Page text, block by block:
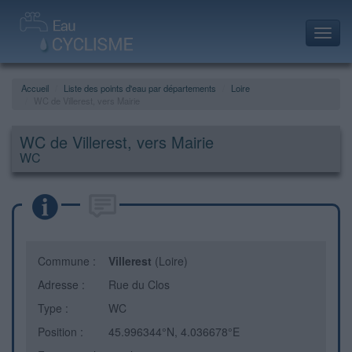
Accueil Liste des points d'eau par départements
Loire
WC de Villerest, vers Mairie
WC
Commune : Villerest (Loire)
Adresse :
Rue du Clos
Type :
WC
Position :
45.996344°N, 4.036678°E